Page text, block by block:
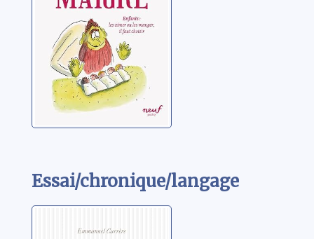
Essai/chronique/langage